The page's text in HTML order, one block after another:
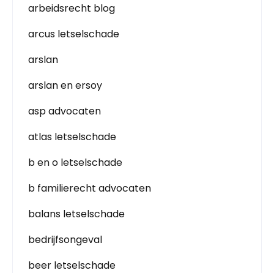
arbeidsrecht blog
arcus letselschade
arslan
arslan en ersoy
asp advocaten
atlas letselschade
b en o letselschade
b familierecht advocaten
balans letselschade
bedrijfsongeval
beer letselschade